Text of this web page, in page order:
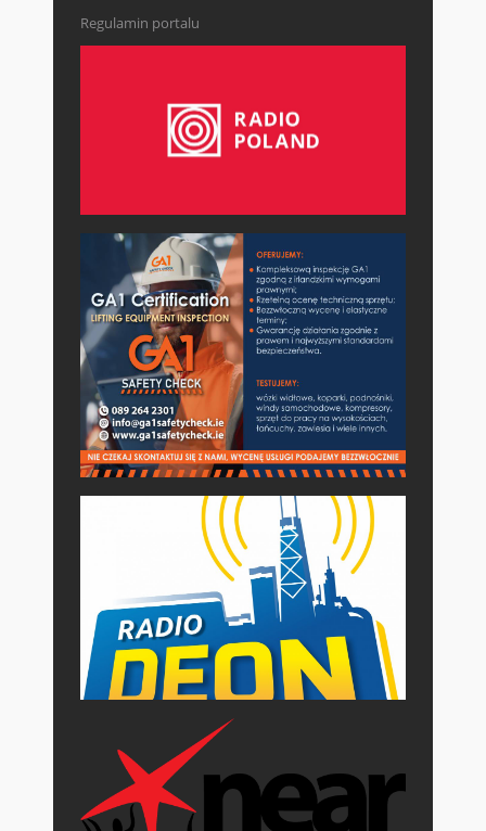
Regulamin portalu